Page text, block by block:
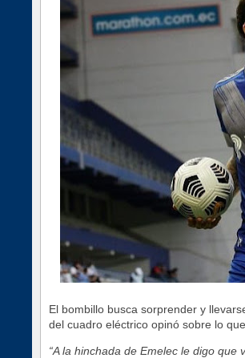
El bombillo busca sorprender y
del cuadro eléctrico opinó sobre lo
“A la hinchada de Emelec le digo